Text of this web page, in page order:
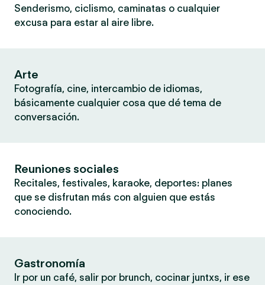
Senderismo, ciclismo, caminatas o cualquier
excusa para estar al aire libre.
Arte
Fotografía, cine, intercambio de idiomas,
básicamente cualquier cosa que dé tema de
conversación.
Reuniones sociales
Recitales, festivales, karaoke, deportes: planes
que se disfrutan más con alguien que estás
conociendo.
Gastronomía
Ir por un café, salir por brunch, cocinar juntxs, ir ese